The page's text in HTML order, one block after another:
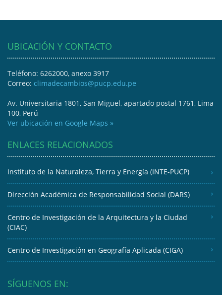
UBICACIÓN Y CONTACTO
Teléfono: 6262000, anexo 3917
Correo: climadecambios@pucp.edu.pe
Av. Universitaria 1801, San Miguel, apartado postal 1761, Lima
100, Perú
Ver ubicación en Google Maps »
ENLACES RELACIONADOS
Instituto de la Naturaleza, Tierra y Energía (INTE-PUCP)
Dirección Académica de Responsabilidad Social (DARS)
Centro de Investigación de la Arquitectura y la Ciudad
(CIAC)
Centro de Investigación en Geografía Aplicada (CIGA)
SÍGUENOS EN: